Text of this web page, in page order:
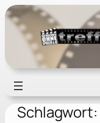
Zum
Inhalt
springen
Schlagwort: